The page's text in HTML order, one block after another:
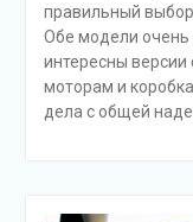
правильный
Обе модели очень
интересны
моторам и
дела с общей